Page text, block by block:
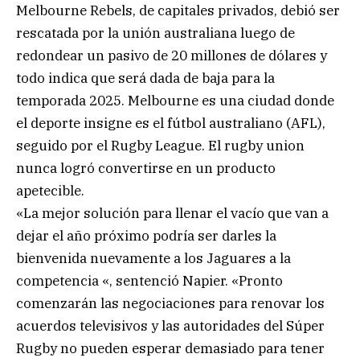
Melbourne Rebels, de capitales privados, debió ser
rescatada por la unión australiana luego de
redondear un pasivo de 20 millones de dólares y
todo indica que será dada de baja para la
temporada 2025. Melbourne es una ciudad donde
el deporte insigne es el fútbol australiano (AFL),
seguido por el Rugby League. El rugby union
nunca logró convertirse en un producto
apetecible.
«La mejor solución para llenar el vacío que van a
dejar el año próximo podría ser darles la
bienvenida nuevamente a los Jaguares a la
competencia «, sentenció Napier. «Pronto
comenzarán las negociaciones para renovar los
acuerdos televisivos y las autoridades del Súper
Rugby no pueden esperar demasiado para tener